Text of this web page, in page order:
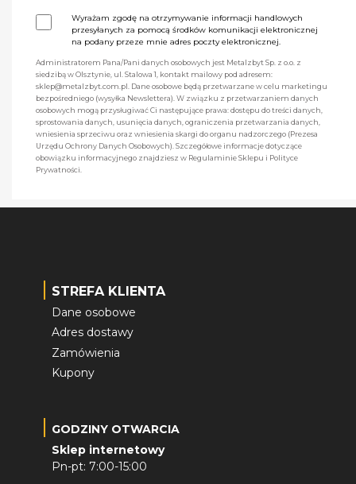
Wyrażam zgodę na otrzymywanie informacji handlowych
przesyłanych za pomocą środków komunikacji elektronicznej
na podany przeze mnie adres poczty elektronicznej.
Administratorem Pana/Pani danych osobowych jest Metalzbyt Sp. z o.o. z
siedzibą w Olsztynie, ul. Stalowa 1, kontakt mailowy pod adresem:
sklep@metalzbyt.com.pl. Dane osobowe będą przetwarzane w celu marketingu
bezpośredniego (wysyłka Newslettera). W związku z przetwarzaniem danych
osobowych mogą przysługiwać Ci następujące prawa: dostępu do treści danych,
sprostowania danych, usunięcia danych, ograniczenia przetwarzania danych,
wniesienia sprzeciwu oraz wniesienia skargi do organu nadzorczego (Prezesa
Urzędu Ochrony Danych Osobowych). Szczegółowe informacje dotyczące
obowiązku informacyjnego znajdziesz w Regulaminie Sklepu i Polityce
Prywatności.
STREFA KLIENTA
Dane osobowe
Adres dostawy
Zamówienia
Kupony
GODZINY OTWARCIA
Sklep internetowy
Pn-pt: 7:00-15:00